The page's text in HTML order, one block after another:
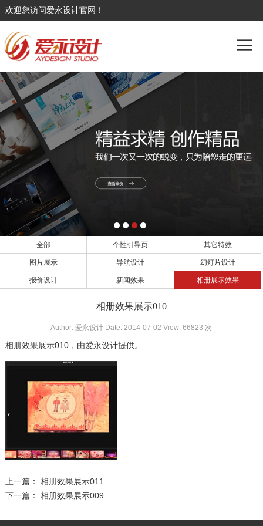
欢迎您访问爱永设计官网！
全部 个性引导页 其它特效
图片展示 导航设计 幻灯片设计
报价设计 新闻效果 相册展示效果
相册效果展示010
Author: 爱永设计 Date: 2014-07-02 View: 66823 次
相册效果展示010，由爱永设计提供。
上一篇：
相册效果展示011
下一篇：
相册效果展示009